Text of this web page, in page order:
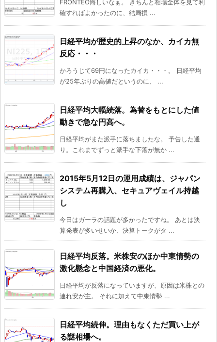
FRONTEO悔しいなぁ。 きちんと相場全体を見て利
確すればよかったのに、結局損 ...
日経平均が歴史的上昇のなか、カイカ無
反応・・・
かろうじて69円になったカイカ・・・。 日経平均
が25年ぶりの高値だというのに、 ...
日経平均大幅続落。為替をもとにした値
動きで急な円高へ。
日経平均がまた派手に落ちましたな。 予告した通
り。これまでずっと派手な下落が無か ...
2015年5月12日の運用成績は、ジャパン
システム再購入、セキュアヴェイル持越
し
今日はガーラの話題が多かったですね。 あとは決
算発表が多いせいか、決算トークがタ ...
日経平均反落。米株安のほか中東情勢の
激化懸念と中国経済の悪化。
日経平均が反落になっていますが、原因は米株との
連れ安が主。 それに加えて中東情勢 ...
日経平均続伸。理由もなくただ買い上が
る謎相場へ。